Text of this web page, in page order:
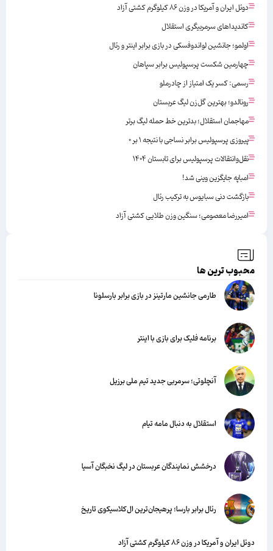
دوئل ایران و آمریکا در وزن ۸۶ کیلوگرم کشتی آزاد
کاندیداهای سرمربیگری استقلال
اولمو؛ جانشین لواندوفسکی در بازی برابر اینتر و رئال
چهارمین شکست پرسپولیس برابر سپاهان
رسمی: کسر یک امتیاز از چادرملو
رونالدو؛ بهترین گل‌زن لیگ عربستان
مهاجمان استقلال؛ بدترین خط حمله لیگ برتر
پیروزی پرسپولیس برابر نساجی با نتیجه ۱ بر ۰
نقل‌وانتقالات پرسپولیس برای تابستان ۱۴۰۴
امباپه جایگزین وینی شد!
بازگشت دنی سبایوس به ترکیب رئال
امیررضا معصومی؛ سنگین وزن طلایی کشتی آزاد
محبوب ترین ها
طارمی جانشین مارتینز در بازی برابر بارسلونا
برنامه فلیک برای بازی با اینتر
آنچلوتی؛ سرمربی جدید تیم ملی برزیل
استقلال به دنبال مامه تیام
درخشش نمایندگان عربستان در لیگ نخبگان آسیا
رئال برابر بارسا؛ پرهیجان‌‌ترین ال‌کلاسیکوی تاریخ
دوئل ایران و آمریکا در وزن ۸۶ کیلوگرم کشتی آزاد